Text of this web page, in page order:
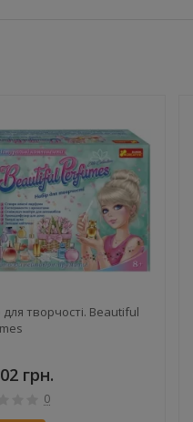
для творчості. Beautiful
грн.
0